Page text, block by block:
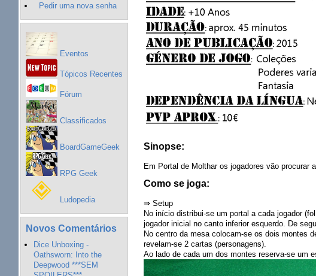
Pedir uma nova senha
Eventos
Tópicos Recentes
Fórum
Classificados
BoardGameGeek
RPG Geek
Ludopedia
Novos Comentários
Dice Unboxing -
Oathsworn: Into the
Deepwood ***SEM
Sinopse:
Em Portal de Molthar os jogadores vão
Como se joga:
⇒ Setup
No início distribui-se um portal a cada jogador
jogador inicial no canto inferior esquerdo. De
No centro da mesa colocam-se os dois montes
revelam-se 2 cartas (personagens).
Ao lado de cada um dos montes reserva-se um